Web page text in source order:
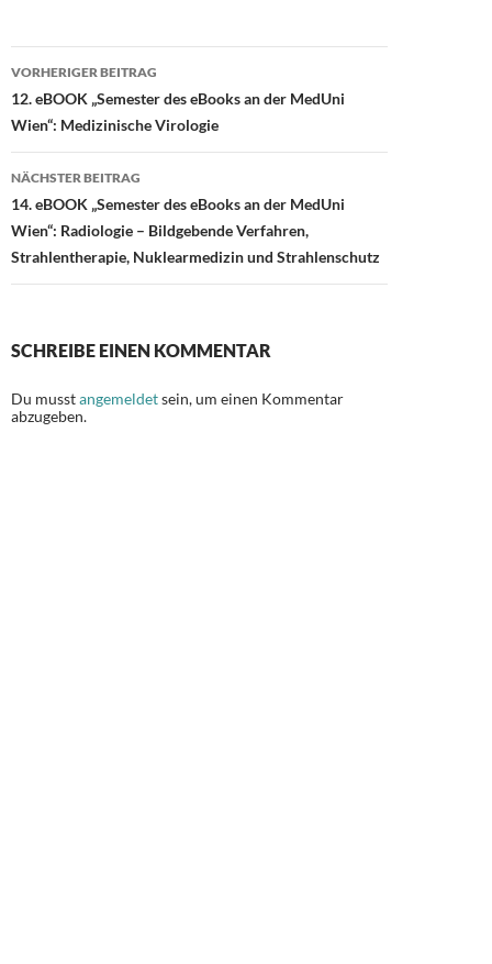
o
o
k
o
n
Beitragsnavigation
VORHERIGER BEITRAG
12. eBOOK „Semester des eBooks an der MedUni
Wien“: Medizinische Virologie
NÄCHSTER BEITRAG
14. eBOOK „Semester des eBooks an der MedUni
Wien“: Radiologie – Bildgebende Verfahren,
Strahlentherapie, Nuklearmedizin und Strahlenschutz
SCHREIBE EINEN KOMMENTAR
Du musstangemeldetsein, um einen Kommentar
abzugeben.